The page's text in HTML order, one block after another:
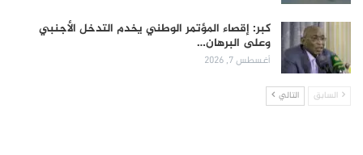
كبر: إقصاء المؤتمر الوطني يخدم التدخل الأجنبي
وعلى البرهان…
أغسطس 7, 2026
السابق التالي